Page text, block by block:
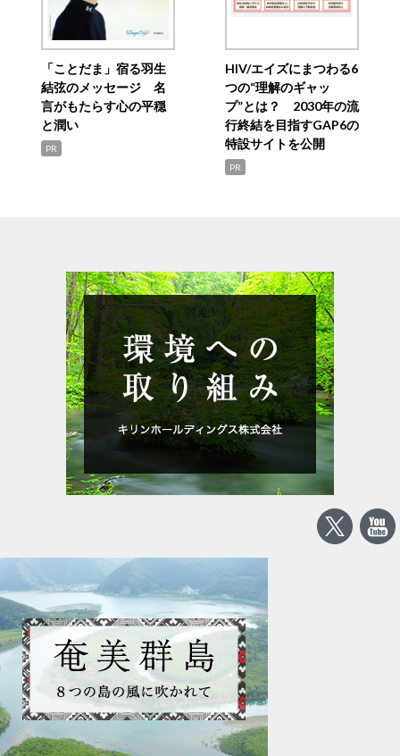
「ことだま」宿る羽生
結弦のメッセージ 名
言がもたらす心の平穏
と潤い
PR
HIV/エイズにまつわる6
つの“理解のギャッ
プ”とは？ 2030年の流
行終結を目指すGAP6の
特設サイトを公開
PR